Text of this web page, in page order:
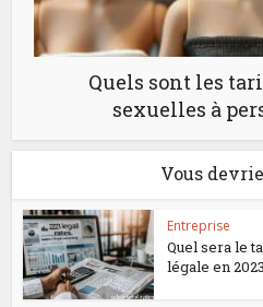
Quels sont les
sexuelles à
Vous
Entreprise
Quel sera le
légale en